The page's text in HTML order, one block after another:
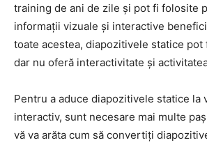
training de ani de zile și pot fi folosite
informații vizuale și interactive
toate acestea, diapozitivele statice pot
dar nu oferă interactivitate și
Pentru a aduce diapozitivele statice la
interactiv, sunt necesare mai multe
vă va arăta cum să convertiți